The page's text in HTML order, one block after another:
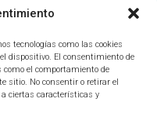
tecnologías como las cookies
dispositivo. El consentimiento de
el comportamiento de
sitio. No consentir o retirar el
ciertas características y